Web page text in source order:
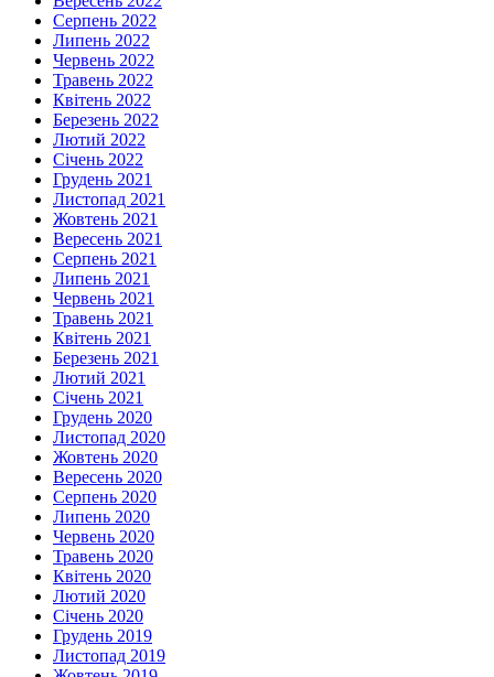
Серпень 2022
Липень 2022
Червень 2022
Травень 2022
Квітень 2022
Березень 2022
Лютий 2022
Січень 2022
Грудень 2021
Листопад 2021
Жовтень 2021
Вересень 2021
Серпень 2021
Липень 2021
Червень 2021
Травень 2021
Квітень 2021
Березень 2021
Лютий 2021
Січень 2021
Грудень 2020
Листопад 2020
Жовтень 2020
Вересень 2020
Серпень 2020
Липень 2020
Червень 2020
Травень 2020
Квітень 2020
Лютий 2020
Січень 2020
Грудень 2019
Листопад 2019